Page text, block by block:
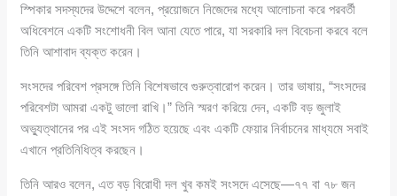
স্পিকার সদস্যদের উদ্দেশে বলেন, প্রয়োজনে নিজেদের মধ্যে আলোচনা করে পরবর্তী
অধিবেশনে একটি সংশোধনী বিল আনা যেতে পারে, যা সরকারি দল বিবেচনা করবে বলে
তিনি আশাবাদ ব্যক্ত করেন।
সংসদের পরিবেশ প্রসঙ্গে তিনি বিশেষভাবে গুরুত্বারোপ করেন। তার ভাষায়, “সংসদের
পরিবেশটা আমরা একটু ভালো রাখি।” তিনি স্মরণ করিয়ে দেন, একটি বড় জুলাই
অভ্যুত্থানের পর এই সংসদ গঠিত হয়েছে এবং একটি ফেয়ার নির্বাচনের মাধ্যমে সবাই
এখানে প্রতিনিধিত্ব করছেন।
তিনি আরও বলেন, এত বড় বিরোধী দল খুব কমই সংসদে এসেছে—৭৭ বা ৭৮ জন